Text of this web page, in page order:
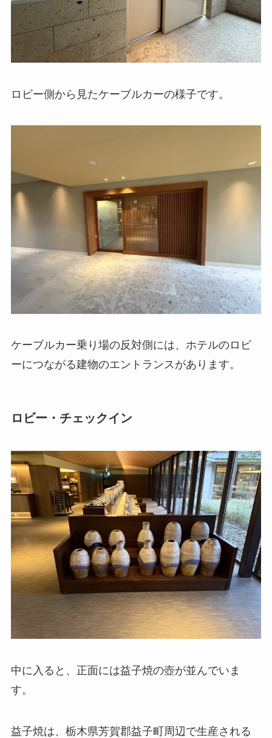
ロビー側から見たケーブルカーの様子です。
ケーブルカー乗り場の反対側には、ホテルのロビ
ーにつながる建物のエントランスがあります。
ロビー・チェックイン
中に入ると、正面には益子焼の壺が並んでいま
す。
益子焼は、栃木県芳賀郡益子町周辺で生産される